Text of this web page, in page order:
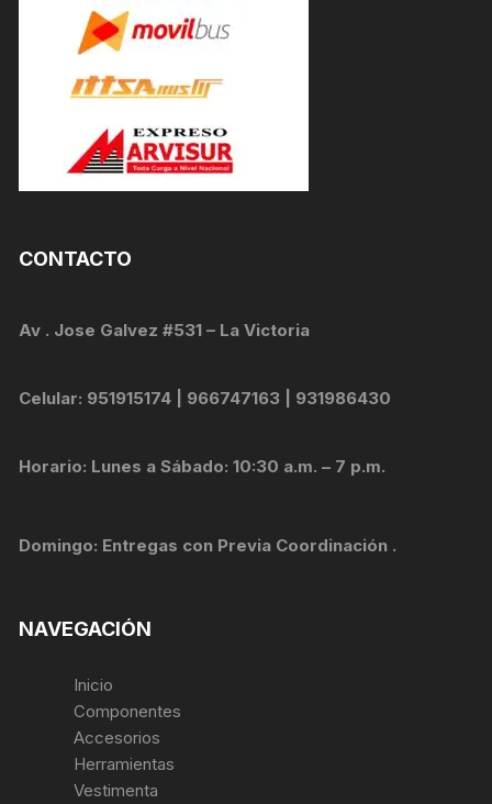
CONTACTO
Av . Jose Galvez #531 – La Victoria
Celular: 951915174 | 966747163 | 931986430
Horario: Lunes a Sábado: 10:30 a.m. – 7 p.m.
Domingo: Entregas con Previa Coordinación .
NAVEGACIÓN
Inicio
Componentes
Accesorios
Herramientas
Vestimenta